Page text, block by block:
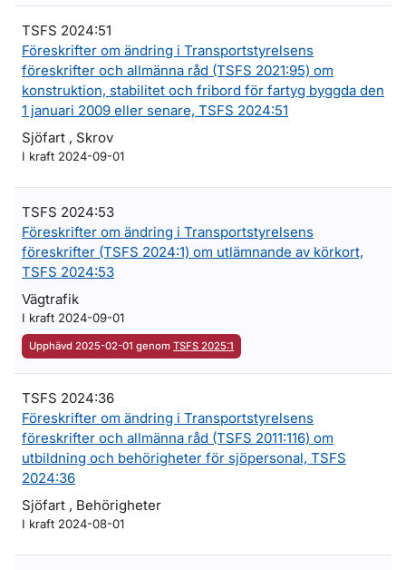
TSFS 2024:51
Föreskrifter om ändring i Transportstyrelsens
föreskrifter och allmänna råd (TSFS 2021:95) om
konstruktion, stabilitet och fribord för fartyg byggda den
1 januari 2009 eller senare, TSFS 2024:51
Sjöfart , Skrov
I kraft 2024-09-01
TSFS 2024:53
Föreskrifter om ändring i Transportstyrelsens
föreskrifter (TSFS 2024:1) om utlämnande av körkort,
TSFS 2024:53
Vägtrafik
I kraft 2024-09-01
Upphävd 2025-02-01 genom TSFS 2025:1
TSFS 2024:36
Föreskrifter om ändring i Transportstyrelsens
föreskrifter och allmänna råd (TSFS 2011:116) om
utbildning och behörigheter för sjöpersonal, TSFS
2024:36
Sjöfart , Behörigheter
I kraft 2024-08-01